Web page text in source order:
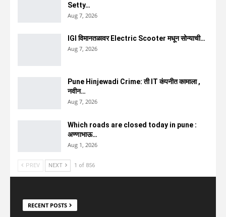
Setty…
Aug 7, 2026
IGI विमानतळावर Electric Scooter मधून सोन्याची…
Aug 7, 2026
Pune Hinjewadi Crime: ती IT कंपनीत कामाला ,
नवीन…
Aug 7, 2026
Which roads are closed today in pune :
अण्णाभाऊ…
Aug 1, 2026
PREV NEXT 1 of 856
RECENT POSTS